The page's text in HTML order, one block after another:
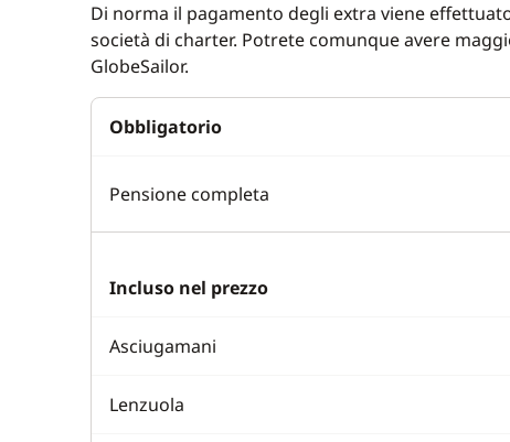
Di norma il pagamento degli extra viene
società di charter. Potrete comunque avere
GlobeSailor.
Obbligatorio
Pensione completa
Incluso nel prezzo
Asciugamani
Lenzuola